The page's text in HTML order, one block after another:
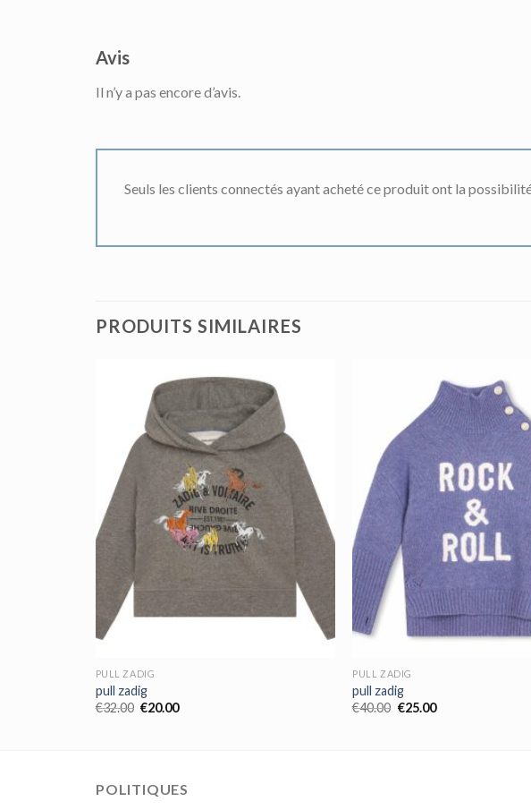
Avis
Il n’y a pas encore d’avis.
Seuls les clients connectés ayant acheté ce produit ont la possibilité
PRODUITS SIMILAIRES
PULL ZADIG
pull zadig
€32.00 €20.00
PULL ZADIG
pull zadig
€40.00 €25.00
POLITIQUES